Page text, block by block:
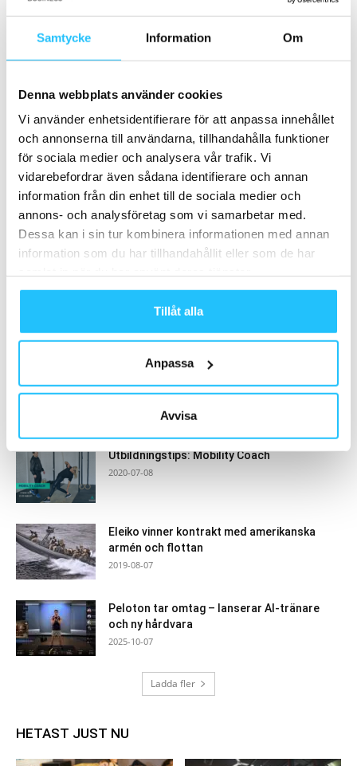
Samtycke Information Om
Denna webbplats använder cookies
Vi använder enhetsidentifierare för att anpassa innehållet
och annonserna till användarna, tillhandahålla funktioner
för sociala medier och analysera vår trafik. Vi
vidarebefordrar även sådana identifierare och annan
information från din enhet till de sociala medier och
annons- och analysföretag som vi samarbetar med.
Dessa kan i sin tur kombinera informationen med annan
information som du har tillhandahållit eller som de har
Tillåt alla
Anpassa
Avvisa
Business
Business
Spotify satsar på träning – i
samarbete med Peloton
Samarbete
MEST POPULÄRA
2025-12-04
Utbildningstips: Mobility Coach
2020-07-08
Eleiko vinner kontrakt med amerikanska
armén och flottan
2019-08-07
Peloton tar omtag – lanserar AI-tränare
och ny hårdvara
2025-10-07
Ladda fler
HETAST JUST NU